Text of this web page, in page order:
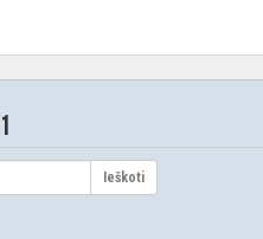
Ieškoti